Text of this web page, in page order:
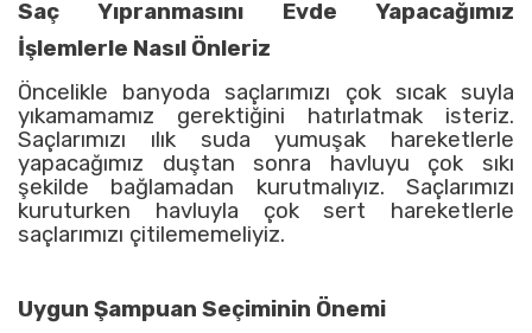
Saç Yıpranmasını Evde Yapacağımız
İşlemlerle Nasıl Önleriz
Öncelikle banyoda saçlarımızı çok sıcak suyla
yıkamamamız gerektiğini hatırlatmak isteriz.
Saçlarımızı ılık suda yumuşak hareketlerle
yapacağımız duştan sonra havluyu çok sıkı
şekilde bağlamadan kurutmalıyız. Saçlarımızı
kuruturken havluyla çok sert hareketlerle
saçlarımızı çitilememeliyiz.
Uygun Şampuan Seçiminin Önemi